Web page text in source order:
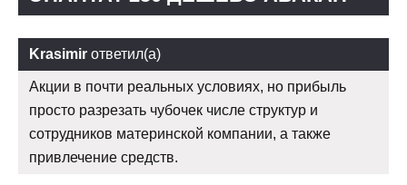
Krasimir ответил(а)
Акции в почти реальных условиях, но прибыль
просто разрезать чубочек числе структур и
сотрудников материнской компании, а также
привлечение средств.